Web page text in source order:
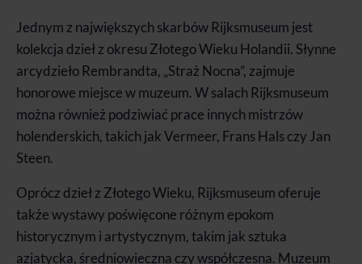
Jednym z największych skarbów Rijksmuseum jest
kolekcja dzieł z okresu Złotego Wieku Holandii. Słynne
arcydzieło Rembrandta, „Straż Nocna”, zajmuje
honorowe miejsce w muzeum. W salach Rijksmuseum
można również podziwiać prace innych mistrzów
holenderskich, takich jak Vermeer, Frans Hals czy Jan
Steen.
Oprócz dzieł z Złotego Wieku, Rijksmuseum oferuje
także wystawy poświęcone różnym epokom
historycznym i artystycznym, takim jak sztuka
azjatycka, średniowieczna czy współczesna. Muzeum